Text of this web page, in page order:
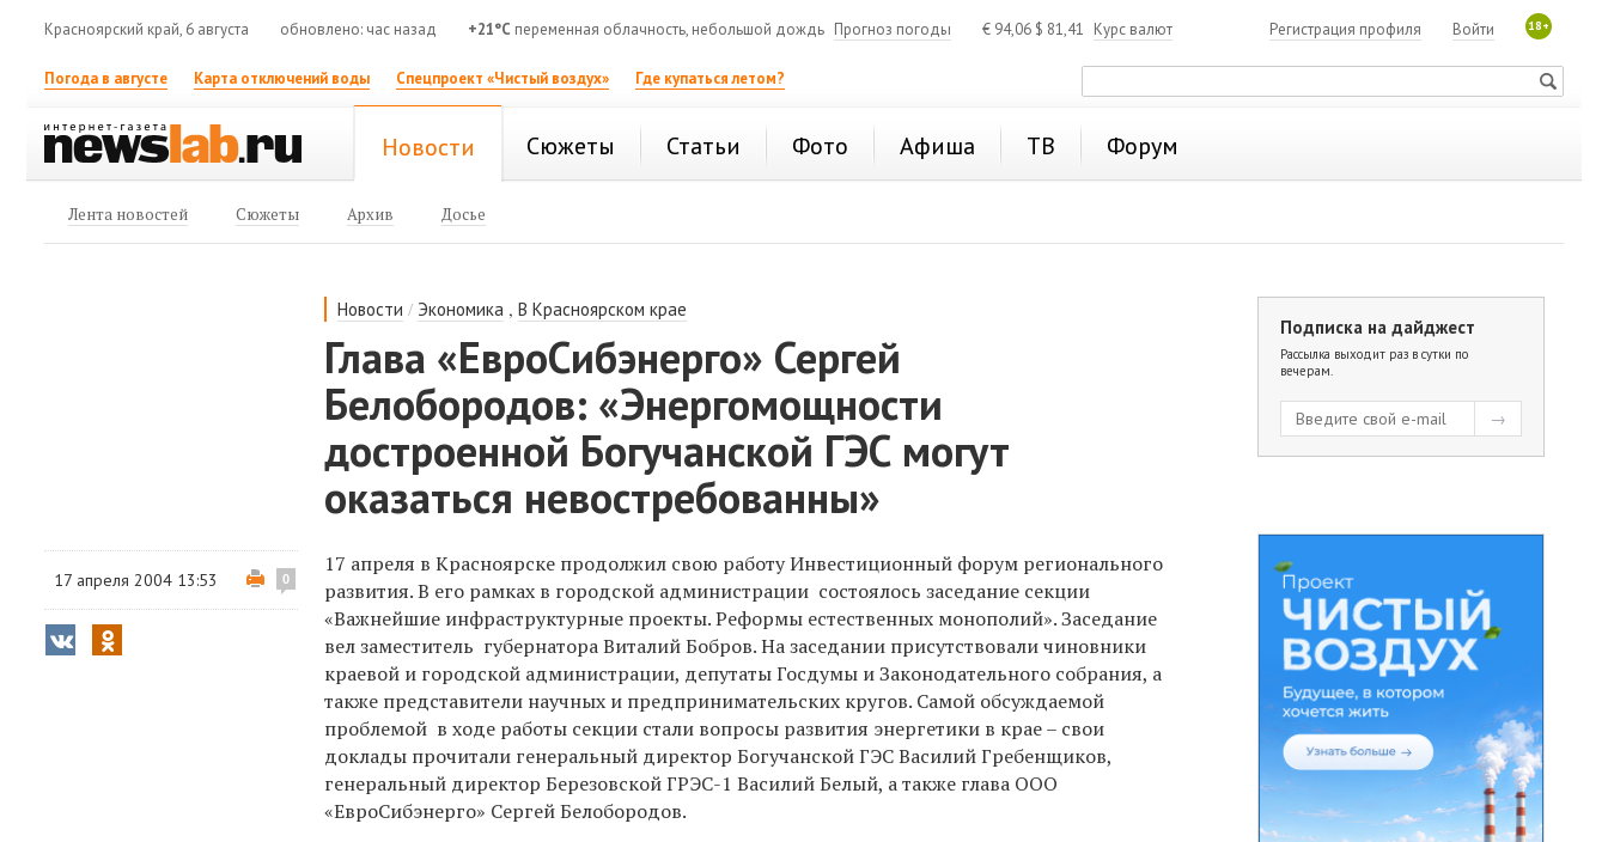
Красноярский край, 6 августа обновлено: час назад +21°C переменная облачность, небольшой дождь Прогноз погоды € 94,06 $ 81,41 Курс валют 18+
Войти
Регистрация профиля
Погода в августе Карта отключений воды Спецпроект «Чистый воздух» Где купаться летом?
Новости Сюжеты Статьи Фото Афиша ТВ Форум
Лента новостей Сюжеты Архив Досье
Новости / Экономика ,В Красноярском крае
Глава «ЕвроСибэнерго» Сергей
Белобородов: «Энергомощности
достроенной Богучанской ГЭС могут
оказаться невостребованны»
17 апреля 2004 13:53 0
17 апреля в Красноярске продолжил свою работу Инвестиционный форум регионального
развития. В его рамках в городской администрации состоялось заседание секции
«Важнейшие инфраструктурные проекты. Реформы естественных монополий». Заседание
вел заместитель губернатора Виталий Бобров. На заседании присутствовали чиновники
краевой и городской администрации, депутаты Госдумы и Законодательного собрания, а
также представители научных и предпринимательских кругов. Самой обсуждаемой
проблемой в ходе работы секции стали вопросы развития энергетики в крае – свои
доклады прочитали генеральный директор Богучанской ГЭС Василий Гребенщиков,
генеральный директор Березовской ГРЭС-1 Василий Белый, а также глава ООО
«ЕвроСибэнерго» Сергей Белобородов.
Подписка на дайджест
Рассылка выходит раз в сутки по
вечерам.